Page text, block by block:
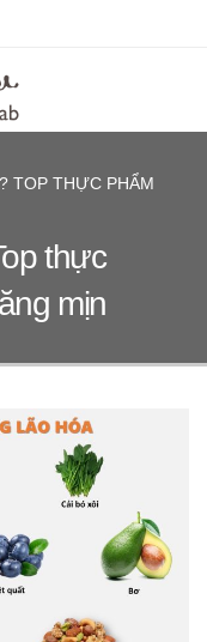
TOP THỰC PHẨM
thực
mịn